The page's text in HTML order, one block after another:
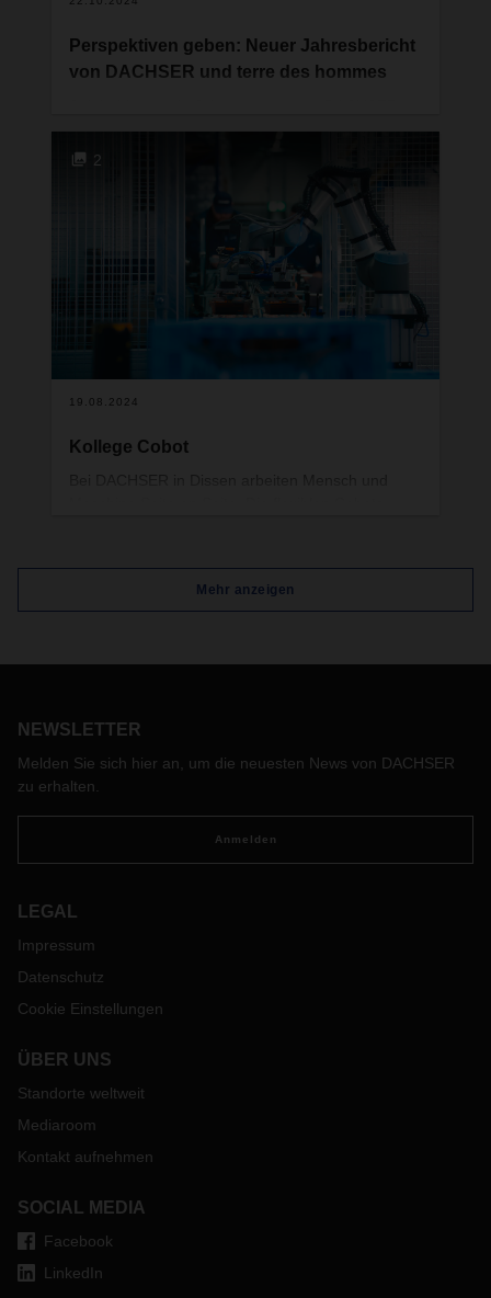
Perspektiven geben: Neuer Jahresbericht
von DACHSER und terre des hommes
das Kinderhilfswerk terre des hommes dabei,
benachteiligten Kindern und Jugendlichen neue
neue Jahresbericht.
2
19.08.2024
Kollege Cobot
Tätigkeiten. Das Miteinander bewährt sich.
Mehr anzeigen
NEWSLETTER
Melden Sie sich hier an, um die neuesten News von DACHSER
zu erhalten.
Anmelden
LEGAL
Impressum
Datenschutz
Cookie Einstellungen
ÜBER UNS
Standorte weltweit
Mediaroom
Kontakt aufnehmen
SOCIAL MEDIA
Facebook
LinkedIn